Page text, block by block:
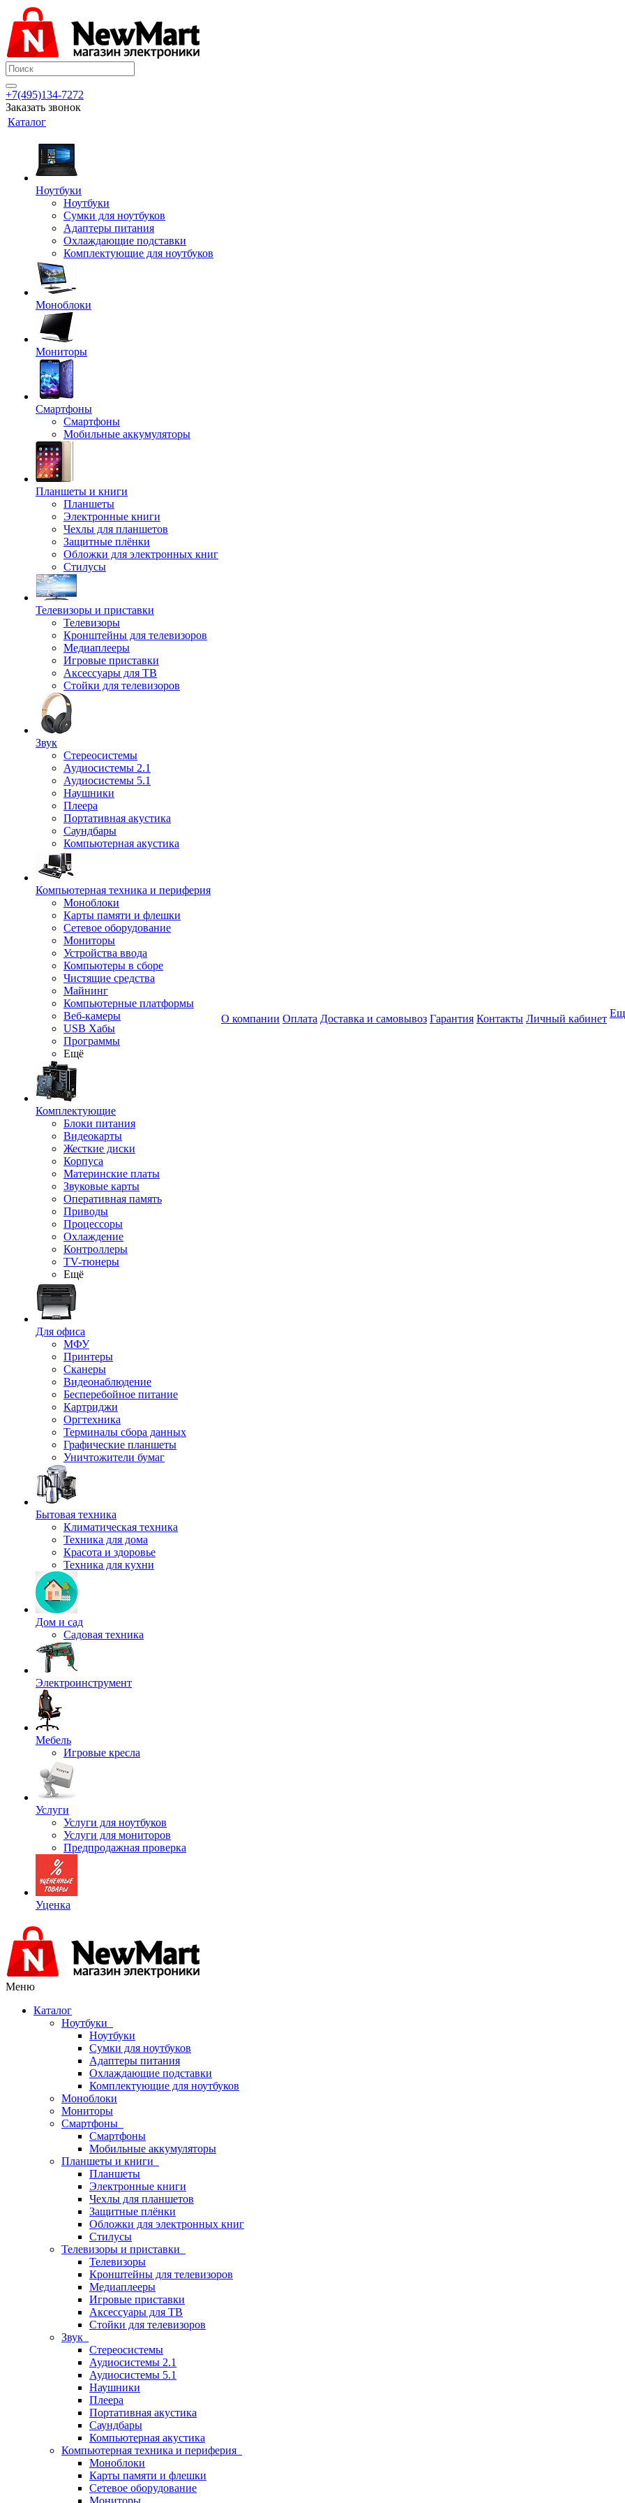
+7(495)134-7272
Заказать звонок
Каталог
Ноутбуки
Ноутбуки
Сумки для ноутбуков
Адаптеры питания
Охлаждающие подставки
Комплектующие для ноутбуков
Моноблоки
Мониторы
Смартфоны
Смартфоны
Мобильные аккумуляторы
Планшеты и книги
Планшеты
Электронные книги
Чехлы для планшетов
Защитные плёнки
Обложки для электронных книг
Стилусы
Телевизоры и приставки
Телевизоры
Кронштейны для телевизоров
Медиаплееры
Игровые приставки
Аксессуары для ТВ
Стойки для телевизоров
Звук
Стереосистемы
Аудиосистемы 2.1
Аудиосистемы 5.1
Наушники
Плеера
Портативная акустика
Саундбары
Компьютерная акустика
Компьютерная техника и периферия
Моноблоки
Карты памяти и флешки
Сетевое оборудование
Мониторы
Устройства ввода
Компьютеры в сборе
Чистящие средства
Майнинг
Компьютерные платформы
Веб-камеры
USB Хабы
Программы
Ещё
Комплектующие
Блоки питания
Видеокарты
Жесткие диски
Корпуса
Материнские платы
Звуковые карты
Оперативная память
Приводы
Процессоры
Охлаждение
Контроллеры
TV-тюнеры
Ещё
Для офиса
МФУ
Принтеры
Сканеры
Видеонаблюдение
Бесперебойное питание
Картриджи
Оргтехника
Терминалы сбора данных
Графические планшеты
Уничтожители бумаг
Бытовая техника
Климатическая техника
Техника для дома
Красота и здоровье
Техника для кухни
Дом и сад
Садовая техника
Электроинструмент
Мебель
Игровые кресла
Услуги
Услуги для ноутбуков
Услуги для мониторов
Предпродажная проверка
Уценка
О компании Оплата Доставка и самовывоз Гарантия Контакты Личный кабинет
Меню
Каталог
Ноутбуки
Ноутбуки
Сумки для ноутбуков
Адаптеры питания
Охлаждающие подставки
Комплектующие для ноутбуков
Моноблоки
Мониторы
Смартфоны
Смартфоны
Мобильные аккумуляторы
Планшеты и книги
Планшеты
Электронные книги
Чехлы для планшетов
Защитные плёнки
Обложки для электронных книг
Стилусы
Телевизоры и приставки
Телевизоры
Кронштейны для телевизоров
Медиаплееры
Игровые приставки
Аксессуары для ТВ
Стойки для телевизоров
Звук
Стереосистемы
Аудиосистемы 2.1
Аудиосистемы 5.1
Наушники
Плеера
Портативная акустика
Саундбары
Компьютерная акустика
Компьютерная техника и периферия
Моноблоки
Карты памяти и флешки
Сетевое оборудование
Мониторы